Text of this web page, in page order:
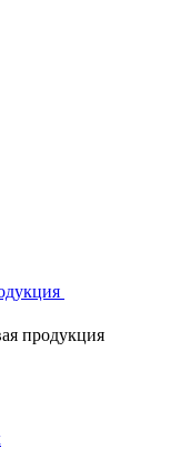
продукция